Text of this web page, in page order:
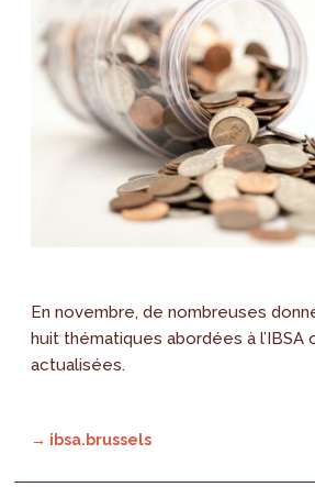
En novembre, de nombreuses
huit thématiques abordées à l’IBSA
actualisées.
→ ibsa.brussels